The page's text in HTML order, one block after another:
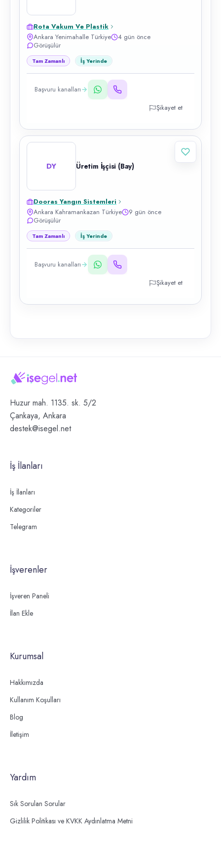
Rota Vakum Ve Plastik
Ankara Yenimahalle Türkiye
4 gün önce
Görüşülür
Tam Zamanlı İş Yerinde
Başvuru kanalları
Şikayet et
DY Üretim İşçisi (Bay)
Dooras Yangın Sistemleri
Ankara Kahramankazan Türkiye
9 gün önce
Görüşülür
Tam Zamanlı İş Yerinde
Başvuru kanalları
Şikayet et
Huzur mah. 1135. sk. 5/2
Çankaya, Ankara
destek@isegel.net
İş İlanları
İş İlanları
Kategoriler
Telegram
İşverenler
İşveren Paneli
İlan Ekle
Kurumsal
Hakkımızda
Kullanım Koşulları
Blog
İletişim
Yardım
Sık Sorulan Sorular
Gizlilik Politikası ve KVKK Aydınlatma Metni